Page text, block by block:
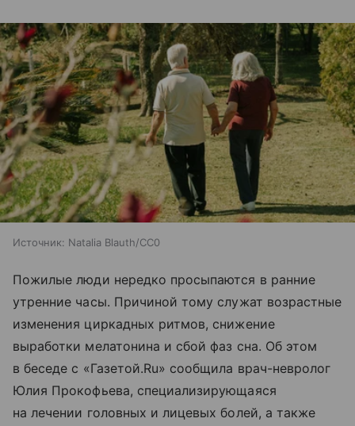
Источник: Natalia Blauth/CC0
Пожилые люди нередко просыпаются в ранние
утренние часы. Причиной тому служат возрастные
изменения циркадных ритмов, снижение
выработки мелатонина и сбой фаз сна. Об этом
в беседе с «Газетой.Ru» сообщила врач-невролог
Юлия Прокофьева, специализирующаяся
на лечении головных и лицевых болей, а также